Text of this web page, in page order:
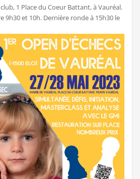
1 Place du Coeur Battant, à Vauréal.
9h30 et 10h. Dernière ronde à 15h30 le